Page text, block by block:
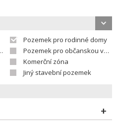
Pozemek pro rodinné domy
Pozemek pro občanskou vybavenost
Komerční zóna
Jiný stavební pozemek